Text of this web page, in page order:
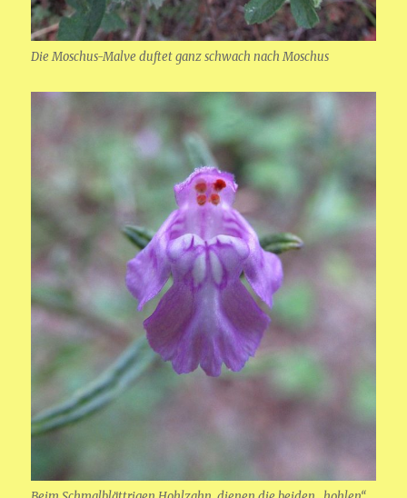
Die Moschus-Malve duftet ganz schwach nach Moschus